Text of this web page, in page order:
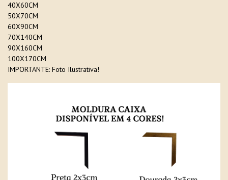
40X60CM
50X70CM
60X90CM
70X140CM
90X160CM
100X170CM
IMPORTANTE: Foto Ilustrativa!